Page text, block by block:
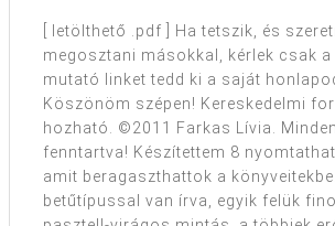
[ letölthető .pdf ] Ha tetszik, és
megosztani másokkal, kérlek csak a
mutató linket tedd ki a saját
Köszönöm szépen! Kereskedelmi
hozható. ©2011 Farkas Lívia.
fenntartva! Készítettem 8
amit beragaszthattok a
betűtípussal van írva, egyik felük